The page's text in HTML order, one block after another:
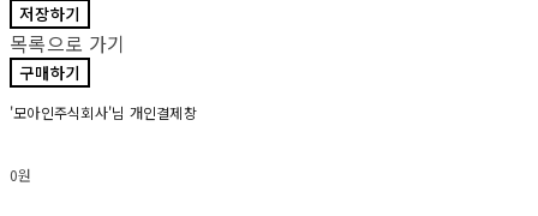
저장하기
목록으로 가기
구매하기
'모아인주식회사'님 개인결제창
0원